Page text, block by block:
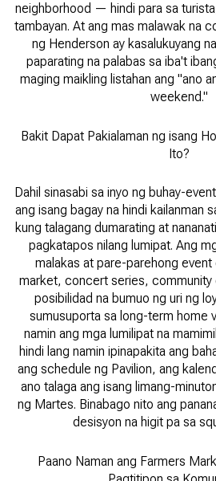
neighborhood — hindi para sa
tambayan. At ang mas malawak na
ng Henderson ay kasalukuyang
paparating na palabas sa iba't
maging maikling listahan ang "ano
weekend."
Bakit Dapat Pakialaman ng isang
Ito?
Dahil sinasabi sa inyo ng buhay-
ang isang bagay na hindi kailanman
kung talagang dumarating at
pagkatapos nilang lumipat. Ang
malakas at pare-parehong
market, concert series,
posibilidad na bumuo ng uri ng
sumusuporta sa long-term home
namin ang mga lumilipat na
hindi lang namin ipinapakita ang
ang schedule ng Pavilion, ang
ano talaga ang isang limang-
ng Martes. Binabago nito ang
desisyon na higit pa sa
Paano Naman ang Farmers